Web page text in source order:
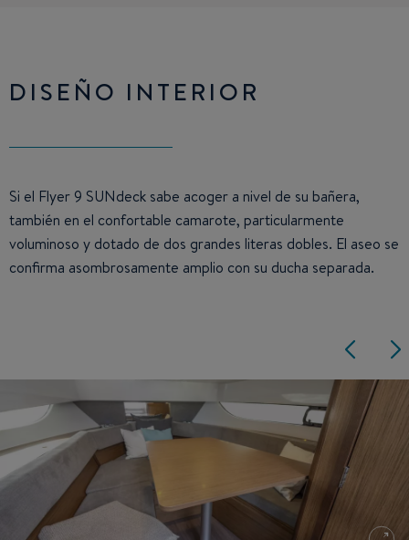
DISEÑO INTERIOR
Si el Flyer 9 SUNdeck sabe acoger a nivel de su bañera,
también en el confortable camarote, particularmente
voluminoso y dotado de dos grandes literas dobles. El aseo se
confirma asombrosamente amplio con su ducha separada.